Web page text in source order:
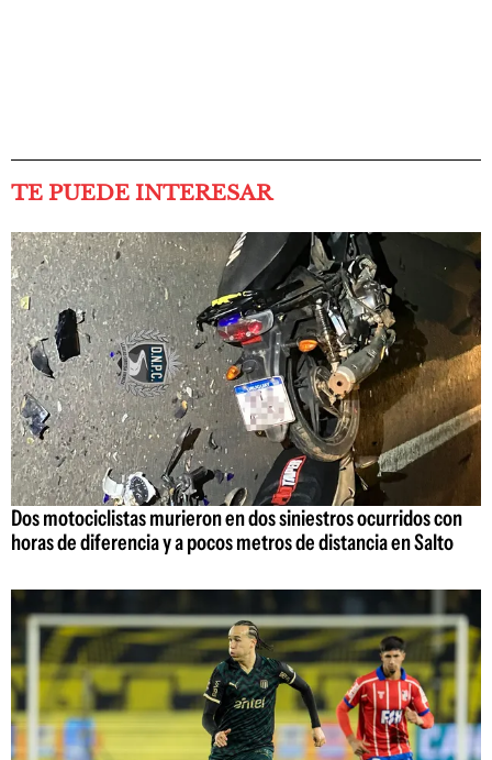
TE PUEDE INTERESAR
Dos motociclistas murieron en dos siniestros ocurridos con
horas de diferencia y a pocos metros de distancia en Salto